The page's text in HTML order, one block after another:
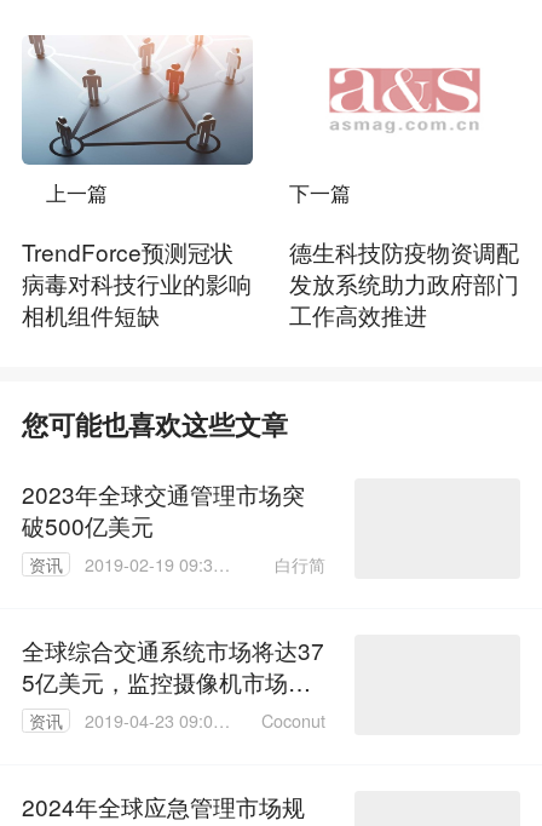
上一篇
TrendForce​预测冠状
病毒对科技行业的影响
相机组件短缺
下一篇
德生科技防疫物资调配
发放系统助力政府部门
工作高效推进
您可能也喜欢这些文章
2023年全球交通管理市场突
破500亿美元
资讯
2019-02-19 09:38:
白行简
全球综合交通系统市场将达37
5亿美元，监控摄像机市场增
速最快
资讯
2019-04-23 09:01:
Coconut
2024年全球应急管理市场规